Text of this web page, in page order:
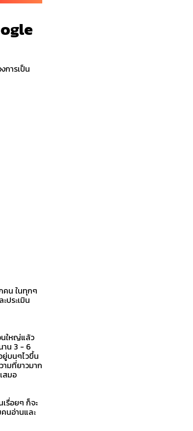
การเป็น
คน ในทุกๆ
ประเมิน
นใหญ่แล้ว
าน 3 - 6
ยู่บนๆไวขึ้น
ามที่ยาวมาก
สมอ
รื่อยๆ ก็จะ
นอ่านและ